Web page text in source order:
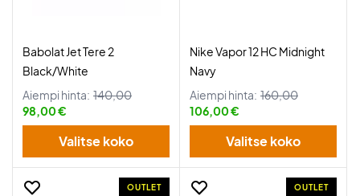
Babolat Jet Tere 2
Black/White
Aiempi hinta: 140,00
98,00 €
Valitse koko
Nike Vapor 12 HC Midnight
Navy
Aiempi hinta: 160,00
106,00 €
Valitse koko
OUTLET OUTLET